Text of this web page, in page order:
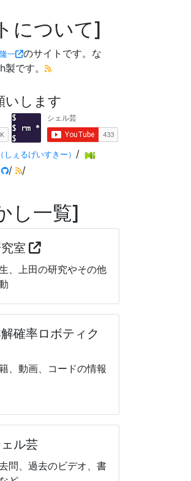
について
一
のサイトです。な
です。
いします
（しぇるげいすきー） /
/ /
し一覧
室
、上田の研究やその他
確率ロボティク
、動画、コードの情報
ル芸
問、過去のビデオ、書